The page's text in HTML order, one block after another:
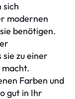
sich
modernen
benötigen.
zu einer
Farben und
gut in Ihr